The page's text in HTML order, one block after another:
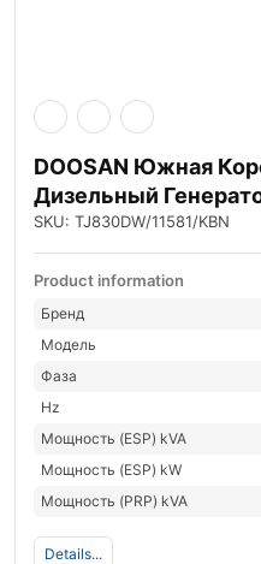
DOOSAN Южная
Дизельный
SKU: TJ830DW/11581/KBN
Product information
Бренд
Модель
Фаза
Hz
Мощность (ESP) kVA
Мощность (ESP) kW
Мощность (PRP) kVA
Details...